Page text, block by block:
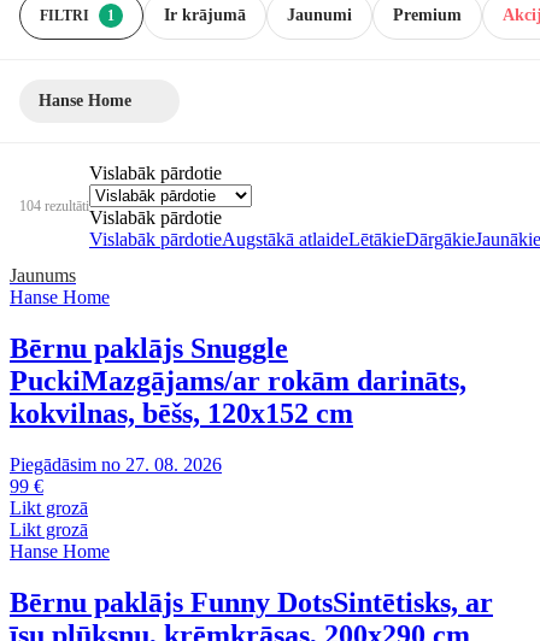
FILTRI 1 Ir krājumā Jaunumi Premium
Hanse Home
104 rezultāti
Vislabāk pārdotie
Vislabāk pārdotie
Vislabāk pārdotieAugstākā atlaideLētākieDārgākieJaunākie
Jaunums
Hanse Home
Bērnu paklājs Snuggle
PuckiMazgājams/ar rokām darināts,
kokvilnas, bēšs, 120x152 cm
Piegādāsim no 27. 08. 2026
99 €
Likt grozā
Likt grozā
Hanse Home
Bērnu paklājs Funny DotsSintētisks, ar
īsu plūksnu, krēmkrāsas, 200x290 cm